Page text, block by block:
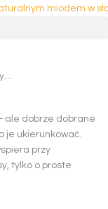
ale dobrze dobrane
je ukierunkować.
przy
tylko o proste